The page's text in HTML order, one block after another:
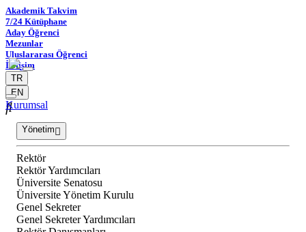
Akademik Takvim
7/24 Kütüphane
Aday Öğrenci
Mezunlar
Uluslararası Öğrenci
İletişim
TR
EN
Kurumsal
Yönetim
Rektör
Rektör Yardımcıları
Üniversite Senatosu
Üniversite Yönetim Kurulu
Genel Sekreter
Genel Sekreter Yardımcıları